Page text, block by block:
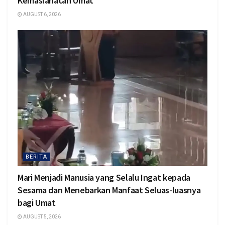
AUGUST 6, 2026
BERITA
Mari Menjadi Manusia yang Selalu Ingat kepada
Sesama dan Menebarkan Manfaat Seluas-luasnya
bagi Umat
AUGUST 5, 2026